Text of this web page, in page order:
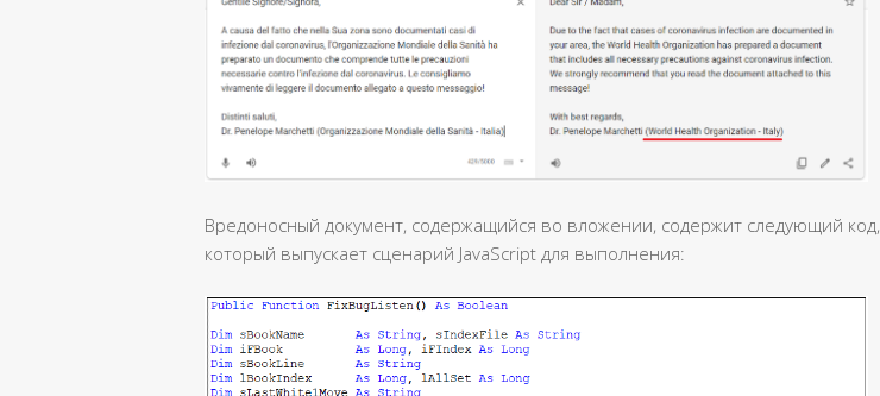
Вредоносный документ, содержащийся во вложении, содержит следующий код,
который выпускает сценарий JavaScript для выполнения: